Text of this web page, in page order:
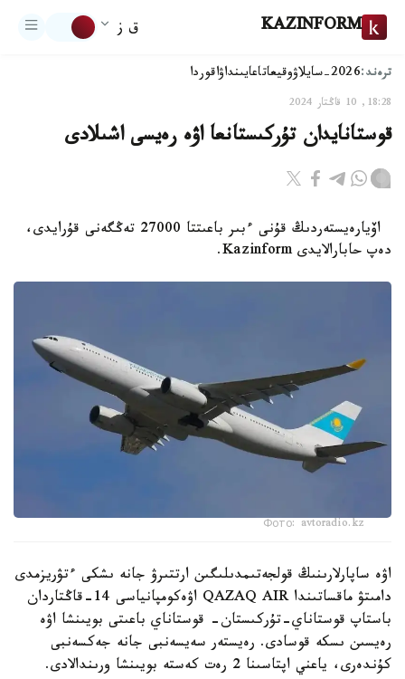
KAZINFORM ق ز
ترەند:2026-سايلاۋ وقيعاتاعايىنداۋاقوردا
18:28, 10 قاڭتار 2024
قوستانايدان تۇركىستانعا اۋە رەيسى اشىلادى
اۆيارەيستەردىڭ قۇنى ءبىر باعىتتا 27000 تەڭگەنى قۇرايدى،
دەپ حابارالايدى Kazinform.
Фото: avtoradio.kz
اۋە ساپارلارىنىڭ قولجەتىمدىلىگىن ارتتىرۋ جانە ىشكى ءتۋريزمدى
دامىتۋ ماقساتىندا QAZAQ AIR اۋەكومپانياسى 14-قاڭتاردان
باستاپ قوستاناي-تۇركىستان- قوستاناي باعىتى بويىنشا اۋە
رەيسىن ىسكە قوسادى. رەيستەر سەيسەنبى جانە جەكسەنبى
كۇندەرى، ياعني اپتاسىنا 2 رەت كەستە بويىنشا ورىندالادى.